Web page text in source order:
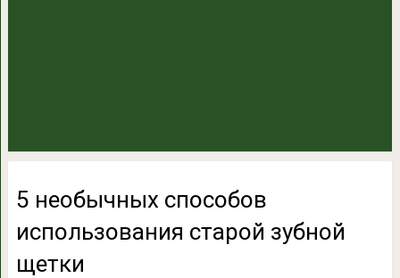
5 необычных способов
использования старой зубной
щетки